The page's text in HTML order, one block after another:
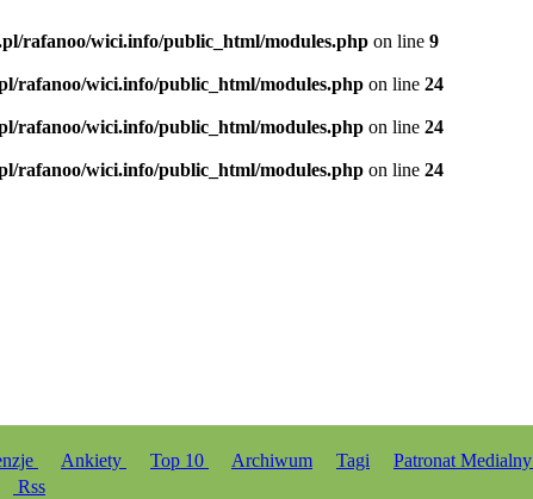
rafanoo/wici.info/public_html/modules.php on line 9
rafanoo/wici.info/public_html/modules.php on line 24
rafanoo/wici.info/public_html/modules.php on line 24
rafanoo/wici.info/public_html/modules.php on line 24
Ankiety Top 10 Archiwum Tagi Patronat Medialny
Rss